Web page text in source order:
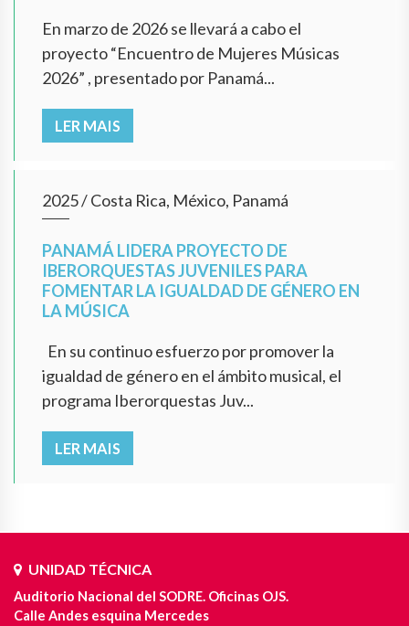
En marzo de 2026 se llevará a cabo el
proyecto “Encuentro de Mujeres Músicas
2026” , presentado por Panamá...
LER MAIS
2025/Costa Rica, México, Panamá
PANAMÁ LIDERA PROYECTO DE
IBERORQUESTAS JUVENILES PARA
FOMENTAR LA IGUALDAD DE GÉNERO EN
LA MÚSICA
En su continuo esfuerzo por promover la
igualdad de género en el ámbito musical, el
programa Iberorquestas Juv...
LER MAIS
UNIDAD TÉCNICA
Auditorio Nacional del SODRE. Oficinas OJS.
Calle Andes esquina Mercedes